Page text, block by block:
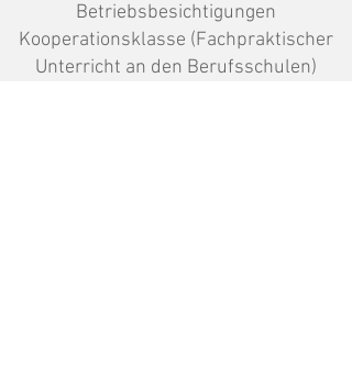
Betriebsbesichtigungen
Kooperationsklasse (Fachpraktischer
Unterricht an den Berufsschulen)